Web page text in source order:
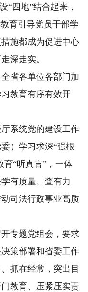
“四地”结合起来，
育引导党员干部学
施都成为促进中心
深走实。
省各单位各部门加
教育有序有效开
系统党的建设工作
）学习求深“强根
育“听真言”，一体
有质量、查有力
司法行政事业高质
专题党组会，要求
策部署和省委工作
抓在经常，突出目
教育、压紧压实责